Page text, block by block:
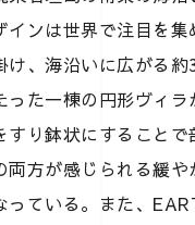
インは世界で注目を
け、海沿いに広がる
った一棟の円形ヴィラ
り鉢状にすることで
両方が感じられる緩や
っている。また、